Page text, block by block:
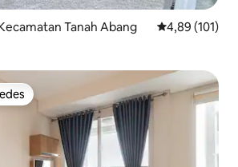
Tanah Abang Classificação
4,89 (101)